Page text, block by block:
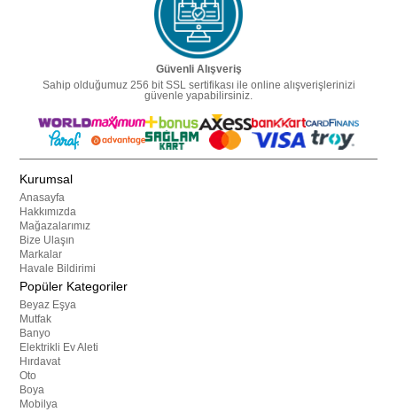
Güvenli Alışveriş
Sahip olduğumuz 256 bit SSL sertifikası ile online alışverişlerinizi
güvenle yapabilirsiniz.
Kurumsal
Anasayfa
Hakkımızda
Mağazalarımız
Bize Ulaşın
Markalar
Havale Bildirimi
Popüler Kategoriler
Beyaz Eşya
Mutfak
Banyo
Elektrikli Ev Aleti
Hırdavat
Oto
Boya
Mobilya